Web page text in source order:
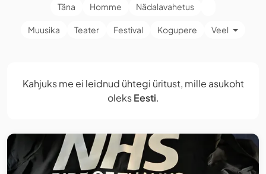
Täna Homme Nädalavahetus
Muusika Teater Festival Kogupere Veel
Kahjuks me ei leidnud ühtegi üritust, mille asukoht
oleksEesti.